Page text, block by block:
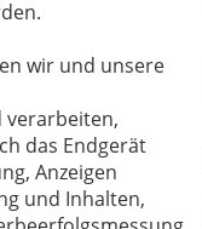
wir und unsere
verarbeiten,
das Endgerät
Anzeigen
und Inhalten,
Essen